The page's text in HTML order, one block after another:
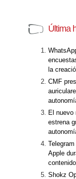
Última
la
CMF
El nuevo
estrena
Apple
Shokz